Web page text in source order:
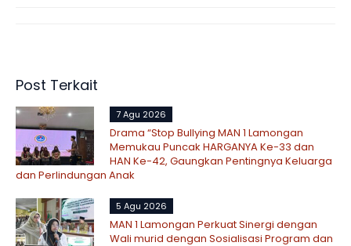
Post Terkait
7 Agu 2026
Drama “Stop Bullying MAN 1 Lamongan
Memukau Puncak HARGANYA Ke-33 dan
HAN Ke-42, Gaungkan Pentingnya Keluarga
dan Perlindungan Anak
5 Agu 2026
MAN 1 Lamongan Perkuat Sinergi dengan
Wali murid dengan Sosialisasi Program dan